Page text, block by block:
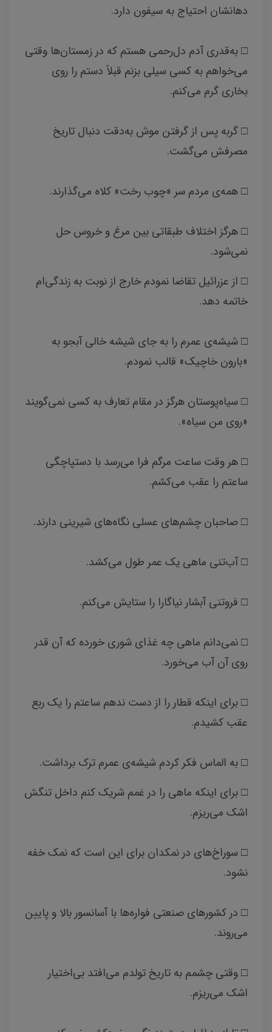
دهانشان احتیاج به سیفون دارد.
□ به‌قدری آدم دل‌رحمی هستم که در زمستان‌ها وقتی
می‌خواهم به کسی سیلی بزنم قبلاً دستم را روی
بخاری گرم می‌کنم.
□ گربه پس از گرفتن موش به‌دقت دنبال تاریخ
مصرفش می‌گشت.
□ همه‌ی مردم سر «چوب رخت» کلاه می‌گذارند.
□ هرگز اختلاف طبقاتی بین مرغ و خروس حل
نمی‌شود.
□ از عزرائیل تقاضا نمودم خارج از نوبت به زندگی‌ام
خاتمه دهد.
□ شیشه‌ی عمرم را به جای شیشه خالی آبجو به
«بارون خاچیک» قالب نمودم.
□ سیاه‌پوستان هرگز در مقام تعارف به کسی نمی‌گویند
«روی من سیاه».
□ هر وقت ساعت مرگم فرا می‌رسد با دستپاچگی
ساعتم را عقب می‌کشم.
□ صاحبان چشم‌های عسلی نگاه‌های شیرینی دارند.
□ آب‌تنی ماهی یک عمر طول می‌کشد.
□ فروتنی آبشار نیاگارا را ستایش می‌کنم.
□ نمی‌دانم ماهی چه غذای شوری خورده که آن قدر
روی آن آب می‌خورد.
□ برای اینکه قطار را از دست ندهم ساعتم را یک ربع
عقب کشیدم.
□ به الماس فکر کردم شیشه‌ی عمرم ترک برداشت.
□ برای اینکه ماهی را در غمم شریک کنم داخل تنگش
اشک می‌ریزم.
□ سوراخ‌های در نمکدان برای این است که نمک خفه
نشود.
□ در کشورهای صنعتی فواره‌ها با آسانسور بالا و پایین
می‌روند.
□ وقتی چشمم به تاریخ تولدم می‌افتد بی‌اختیار
اشک می‌ریزم.